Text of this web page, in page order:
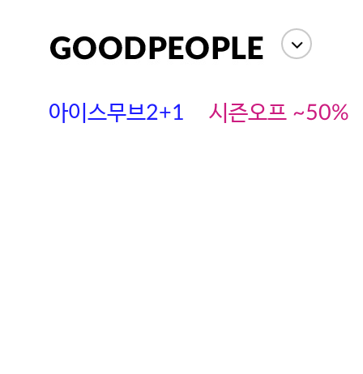
아이스무브2+1 시즌오프 ~50%